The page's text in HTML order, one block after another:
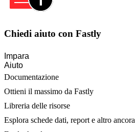
Chiedi aiuto con Fastly
Impara
Aiuto
Documentazione
Ottieni il massimo da Fastly
Libreria delle risorse
Esplora schede dati, report e altro ancora